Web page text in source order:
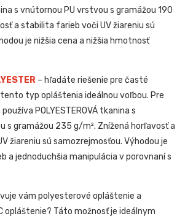
s vnútornou PU vrstvou s gramážou 190
a stabilita farieb voči UV žiareniu sú
je nižšia cena a nižšia hmotnosť
– hľadáte riešenie pre časté
typ opláštenia ideálnou voľbou. Pre
POLYESTEROVÁ tkanina s
s gramážou 235 g/m². Znížená horľavosť a
žiareniu sú samozrejmosťou. Výhodou je
a jednoduchšia manipulácia v porovnaní s
vám polyesterové opláštenie a
opláštenie? Táto možnosť je ideálnym